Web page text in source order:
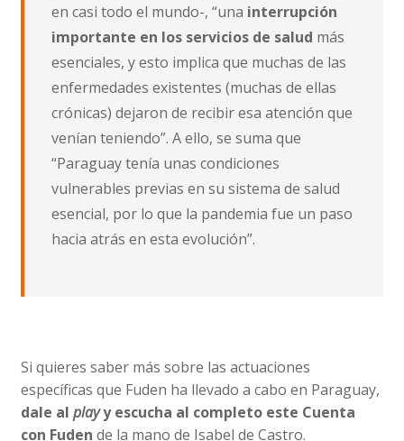
en casi todo el mundo-, “una interrupción
importante en los servicios de salud más
esenciales, y esto implica que muchas de las
enfermedades existentes (muchas de ellas
crónicas) dejaron de recibir esa atención que
venían teniendo”. A ello, se suma que
“Paraguay tenía unas condiciones
vulnerables previas en su sistema de salud
esencial, por lo que la pandemia fue un paso
hacia atrás en esta evolución”.
Si quieres saber más sobre las actuaciones
específicas que Fuden ha llevado a cabo en Paraguay,
dale alplayy escucha al completo este Cuenta
con Fudende la mano de Isabel de Castro.